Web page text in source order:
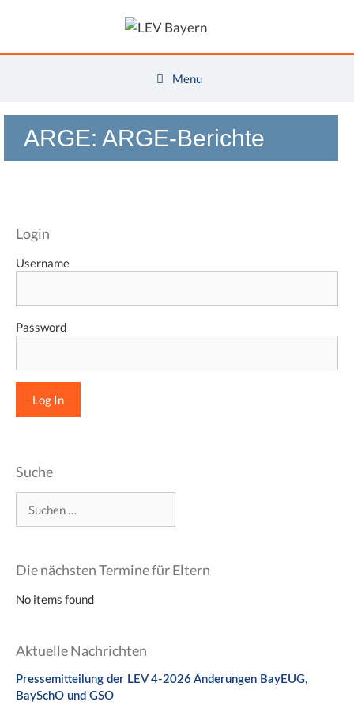
Menu
ARGE: ARGE-Berichte
Login
Username
Password
Suche
nach:
Die nächsten Termine für Eltern
No items found
Aktuelle Nachrichten
Pressemitteilung der LEV 4-2026 Änderungen BayEUG,
BaySchO und GSO